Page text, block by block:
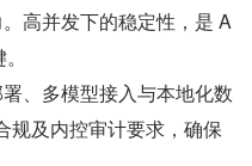
高并发下的稳定性，是 A
、多模型接入与本地化数
规及内控审计要求，确保